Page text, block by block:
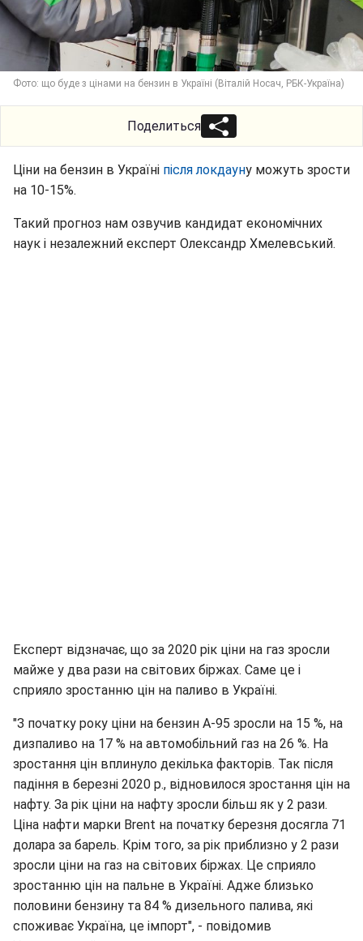
Фото: що буде з цінами на бензин в Україні (Віталій Носач, РБК-Україна)
Поделиться
Ціни на бензин в Україні після локдауну можуть зрости
на 10-15%.
Такий прогноз нам озвучив кандидат економічних
наук і незалежний експерт Олександр Хмелевський.
Експерт відзначає, що за 2020 рік ціни на газ зросли
майже у два рази на світових біржах. Саме це і
сприяло зростанню цін на паливо в Україні.
"З початку року ціни на бензин А-95 зросли на 15 %, на
дизпаливо на 17 % на автомобільний газ на 26 %. На
зростання цін вплинуло декілька факторів. Так після
падіння в березні 2020 р., відновилося зростання цін на
нафту. За рік ціни на нафту зросли більш як у 2 рази.
Ціна нафти марки Brent на початку березня досягла 71
долара за барель. Крім того, за рік приблизно у 2 рази
зросли ціни на газ на світових біржах. Це сприяло
зростанню цін на пальне в Україні. Адже близько
половини бензину та 84 % дизельного палива, які
споживає Україна, це імпорт", - повідомив